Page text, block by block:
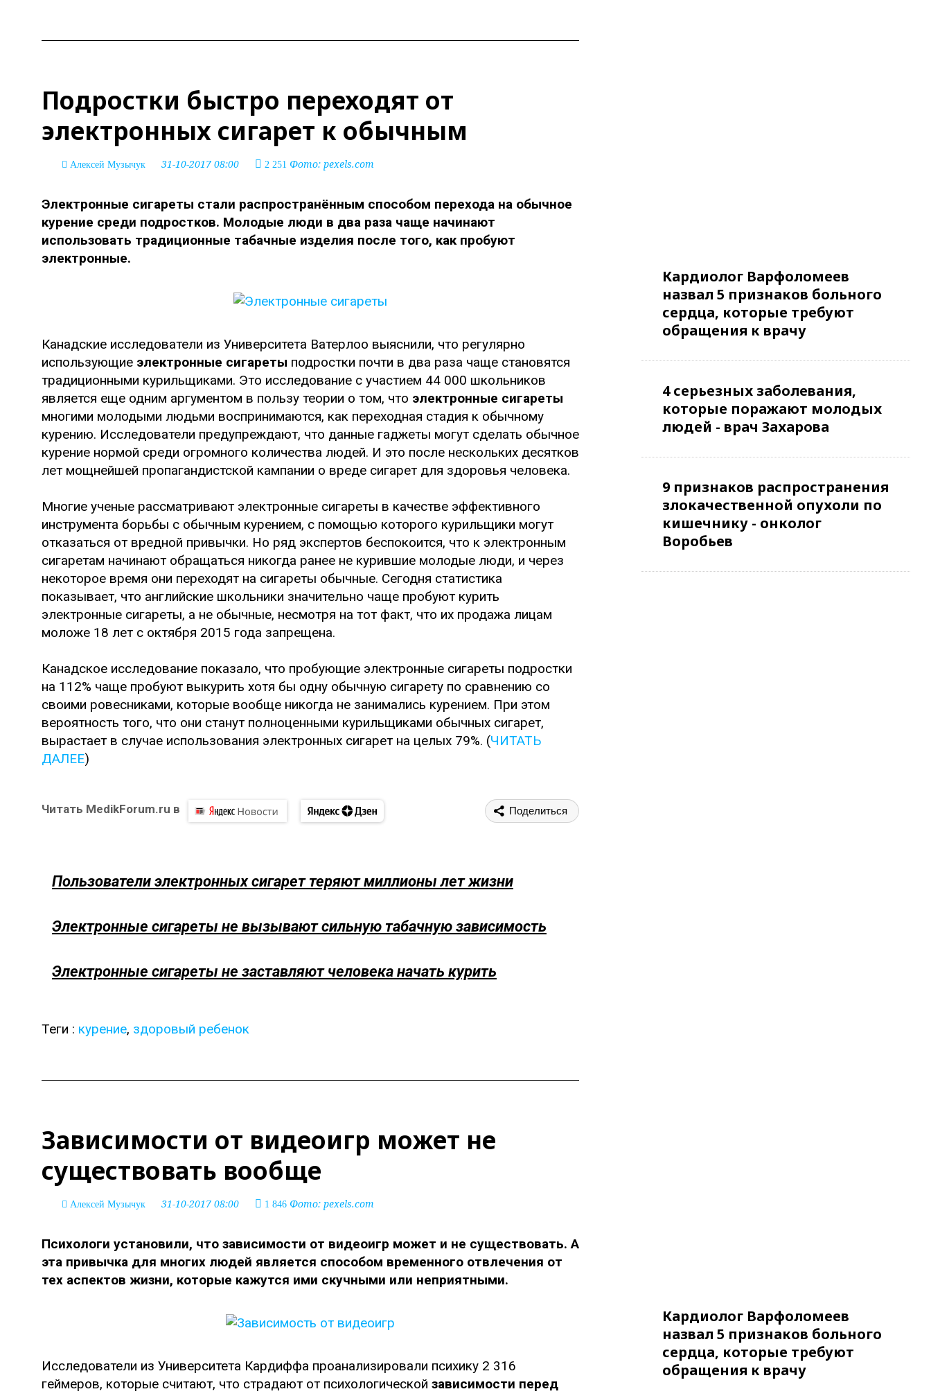
Подростки быстро переходят от
электронных сигарет к обычным
Алексей Музычук 31-10-2017 08:00 2 251 Фото: pexels.com
Электронные сигареты стали распространённым способом перехода на обычное
курение среди подростков. Молодые люди в два раза чаще начинают
использовать традиционные табачные изделия после того, как пробуют
электронные.
Канадские исследователи из Университета Ватерлоо выяснили, что регулярно
использующие электронные сигареты подростки почти в два раза чаще становятся
традиционными курильщиками. Это исследование с участием 44 000 школьников
является еще одним аргументом в пользу теории о том, что электронные сигареты
многими молодыми людьми воспринимаются, как переходная стадия к обычному
курению. Исследователи предупреждают, что данные гаджеты могут сделать обычное
курение нормой среди огромного количества людей. И это после нескольких десятков
лет мощнейшей пропагандистской кампании о вреде сигарет для здоровья человека.
Многие ученые рассматривают электронные сигареты в качестве эффективного
инструмента борьбы с обычным курением, с помощью которого курильщики могут
отказаться от вредной привычки. Но ряд экспертов беспокоится, что к электронным
сигаретам начинают обращаться никогда ранее не курившие молодые люди, и через
некоторое время они переходят на сигареты обычные. Сегодня статистика
показывает, что английские школьники значительно чаще пробуют курить
электронные сигареты, а не обычные, несмотря на тот факт, что их продажа лицам
моложе 18 лет с октября 2015 года запрещена.
Канадское исследование показало, что пробующие электронные сигареты подростки
на 112% чаще пробуют выкурить хотя бы одну обычную сигарету по сравнению со
своими ровесниками, которые вообще никогда не занимались курением. При этом
вероятность того, что они станут полноценными курильщиками обычных сигарет,
вырастает в случае использования электронных сигарет на целых 79%. (ЧИТАТЬ
ДАЛЕЕ)
Читать MedikForum.ru в Поделиться
Пользователи электронных сигарет теряют миллионы лет жизни
Электронные сигареты не вызывают сильную табачную зависимость
Электронные сигареты не заставляют человека начать курить
Теги : курение, здоровый ребенок
Кардиолог Варфоломеев
назвал 5 признаков больного
сердца, которые требуют
обращения к врачу
4 серьезных заболевания,
которые поражают молодых
людей - врач Захарова
9 признаков распространения
злокачественной опухоли по
кишечнику - онколог
Воробьев
Зависимости от видеоигр может не
существовать вообще
Алексей Музычук 31-10-2017 08:00 1 846 Фото: pexels.com
Психологи установили, что зависимости от видеоигр может и не существовать. А
эта привычка для многих людей является способом временного отвлечения от
тех аспектов жизни, которые кажутся ими скучными или неприятными.
Исследователи из Университета Кардиффа проанализировали психику 2 316
геймеров, которые считают, что страдают от психологической зависимости перед
Кардиолог Варфоломеев
назвал 5 признаков больного
сердца, которые требуют
обращения к врачу